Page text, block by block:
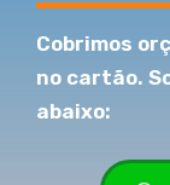
Cobrimos
no cartão.
abaixo: